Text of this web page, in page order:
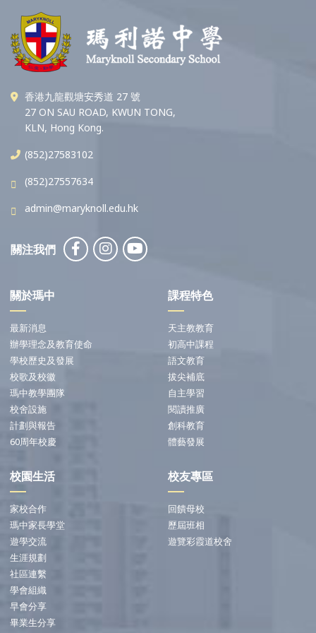
香港九龍觀塘安秀道 27 號
27 ON SAU ROAD, KWUN TONG,
KLN, Hong Kong.
(852)27583102
(852)27557634
admin@maryknoll.edu.hk
關注我們
關於瑪中
最新消息
辦學理念及教育使命
學校歷史及發展
校歌及校徽
瑪中教學團隊
校舍設施
計劃與報告
60周年校慶
課程特色
天主教教育
初高中課程
語文教育
拔尖補底
自主學習
閱讀推廣
創科教育
體藝發展
校園生活
家校合作
瑪中家長學堂
遊學交流
生涯規劃
社區連繫
學會組織
早會分享
畢業生分享
校友專區
回饋母校
歷屆班相
遊覽彩霞道校舍